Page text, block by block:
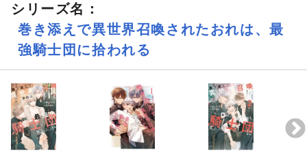
シリーズ名：
巻き添えで異世界召喚されたおれは、最
強騎士団に拾われる